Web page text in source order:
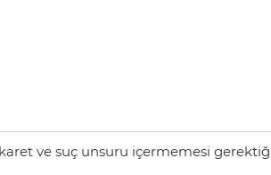
ve suç unsuru içermemesi